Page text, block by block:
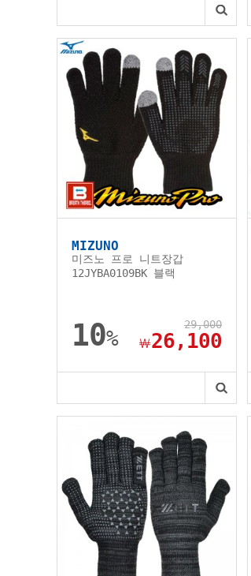
MIZUNO
미즈노 프로 니트장갑
12JYBA0109BK 블랙
10%
29,000
￦26,100